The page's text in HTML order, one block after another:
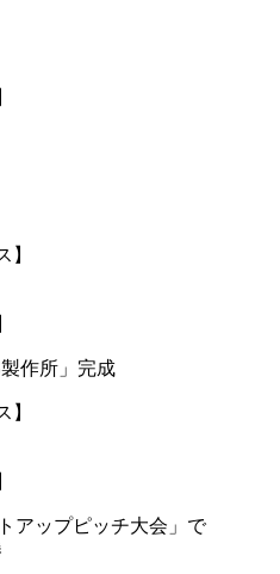
作所」完成
アップピッチ大会」で